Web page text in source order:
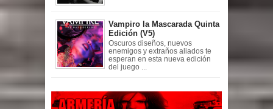
Vampiro la Mascarada Quinta
Edición (V5)
Oscuros diseños, nuevos
enemigos y extraños aliados te
esperan en esta nueva edición
del juego ...